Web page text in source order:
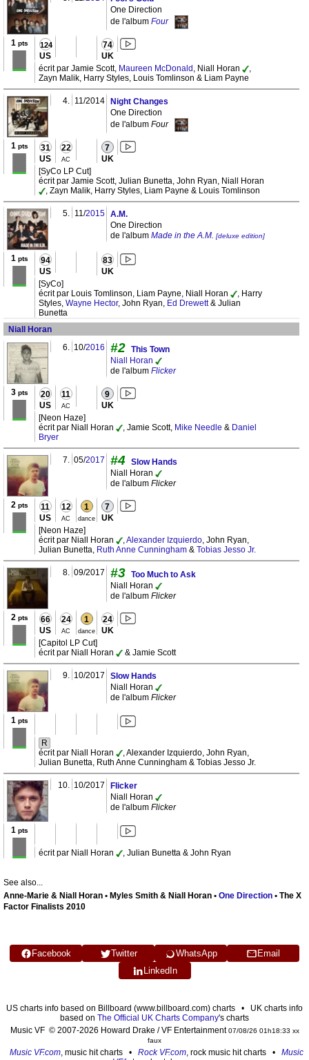
One Direction
de l'album Four
1 pts
124
US
74
UK
écrit par Jamie Scott, Maureen McDonald , Niall Horan
,
Zayn Malik, Harry Styles, Louis Tomlinson & Liam Payne
4. 11/2014
Night Changes
One Direction
de l'album Four
1 pts 31
US
22
AC
7
UK
[SyCo LP Cut]
écrit par Jamie Scott, Julian Bunetta, John Ryan, Niall Horan
, Zayn Malik, Harry Styles, Liam Payne & Louis Tomlinson
5. 11/2015
A.M.
One Direction
de l'album Made in the A.M. [deluxe edition]
1 pts 94
US
83
UK
[SyCo]
écrit par Louis Tomlinson, Liam Payne, Niall Horan
, Harry
Styles, Wayne Hector, John Ryan, Ed Drewett& Julian
Bunetta
Niall Horan
6. 10/2016 #2 This Town
Niall Horan
de l'album Flicker
3pts 20
US
11
AC
9
UK
[Neon Haze]
écrit par Niall Horan
, Jamie Scott, Mike Needle & Daniel
Bryer
7. 05/2017 #4 Slow Hands
Niall Horan
de l'album Flicker
2 pts 11
US
12
AC
1
dance
7
UK
[Neon Haze]
écrit par Niall Horan
,Alexander Izquierdo, John Ryan,
Julian Bunetta, Ruth Anne Cunningham & Tobias Jesso Jr.
8. 09/2017 #3 Too Much to Ask
Niall Horan
de l'album Flicker
2 pts 66
US
24
AC
1
dance
24
UK
[Capitol LP Cut]
écrit par Niall Horan
& Jamie Scott
9. 10/2017
Slow Hands
Niall Horan
de l'album Flicker
1 pts
R
écrit par Niall Horan
, Alexander Izquierdo, John Ryan,
Julian Bunetta, Ruth Anne Cunningham & Tobias Jesso Jr.
10. 10/2017
Flicker
Niall Horan
de l'album Flicker
1 pts
écrit par Niall Horan , Julian Bunetta & John Ryan
See also...
Anne-Marie & Niall Horan • Myles Smith & Niall Horan • One Direction • The X
Factor Finalists 2010
Facebook Twitter WhatsApp
Email
LinkedIn
US charts info based on Billboard (www.billboard.com) charts • UK charts info
based on The Official UK Charts Company's charts
Music VF © 2007-2026 Howard Drake / VF Entertainment07/08/26 01h18:33 xx
faux
Music VF.com, music hit charts • Rock VF.com, rock music hit charts • Music